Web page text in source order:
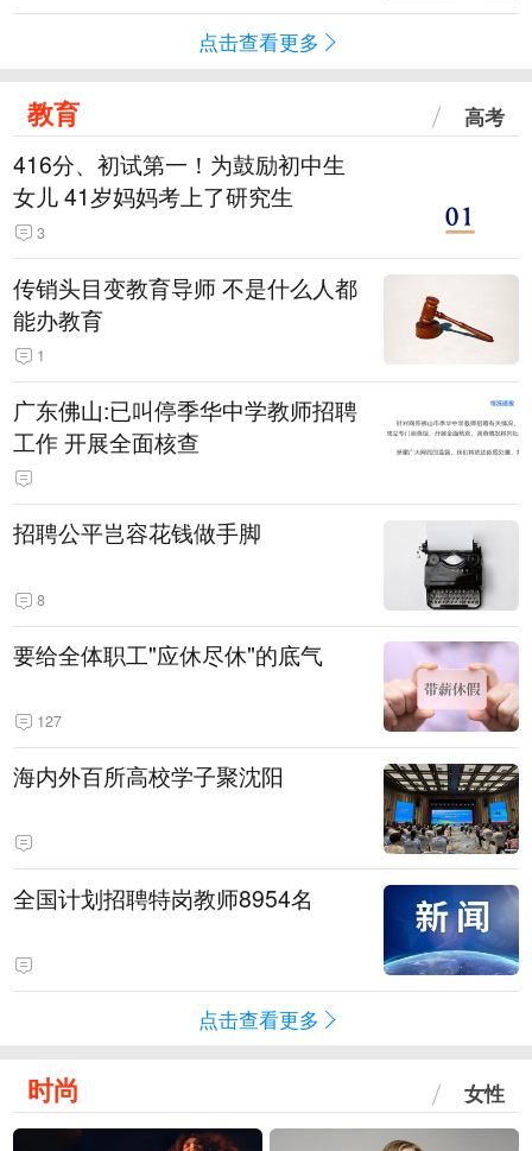
点击查看更多
教育 高考
416分、初试第一！为鼓励初中生
女儿 41岁妈妈考上了研究生
3
传销头目变教育导师 不是什么人都
能办教育
1
广东佛山:已叫停季华中学教师招聘
工作 开展全面核查
招聘公平岂容花钱做手脚
8
要给全体职工"应休尽休"的底气
127
海内外百所高校学子聚沈阳
全国计划招聘特岗教师8954名
点击查看更多
时尚 女性